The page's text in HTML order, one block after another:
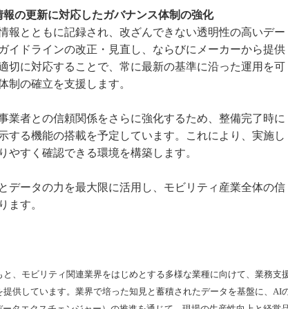
の更新に対応したガバナンス体制の強化
とともに記録され、改ざんできない透明性の高いデー
ドラインの改正・見直し、ならびにメーカーから提供
切に対応することで、常に最新の基準に沿った運用を可
制の確立を支援します。
者との信頼関係をさらに強化するため、整備完了時に
する機能の搭載を予定しています。これにより、実施し
すく確認できる環境を構築します。
ータの力を最大限に活用し、モビリティ産業全体の信
ます。
、モビリティ関連業界をはじめとする多様な業種に向けて、業務支
供しています。業界で培った知見と蓄積されたデータを基盤に、AI